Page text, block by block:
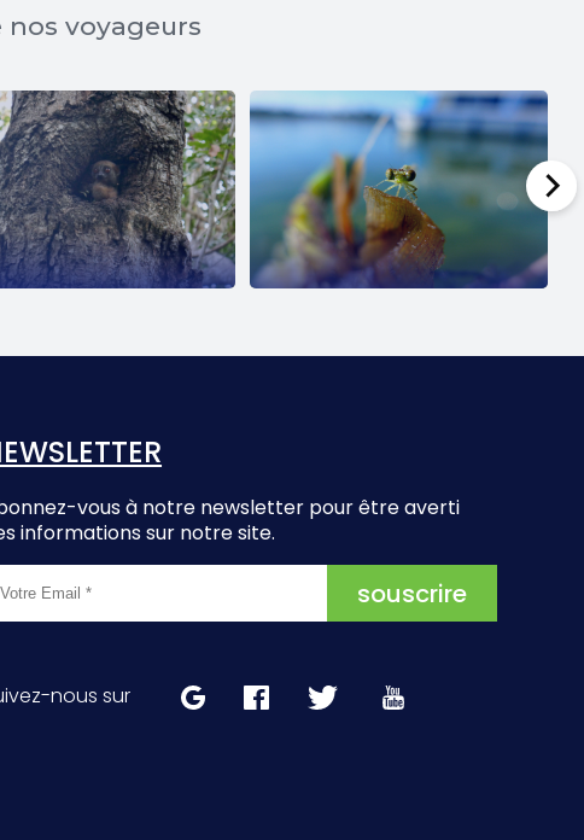
nos voyageurs
vous à notre newsletter pour être averti
informations sur notre site.
nous sur